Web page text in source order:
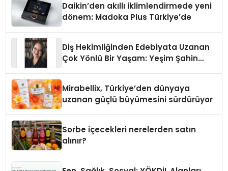
Daikin’den akıllı iklimlendirmede yeni
dönem: Madoka Plus Türkiye’de
Diş Hekimliğinden Edebiyata Uzanan
Çok Yönlü Bir Yaşam: Yeşim Şahin
Mirabellix, Türkiye’den dünyaya
uzanan güçlü büyümesini sürdürüyor
Sorbe içecekleri nerelerden satın
alınır?